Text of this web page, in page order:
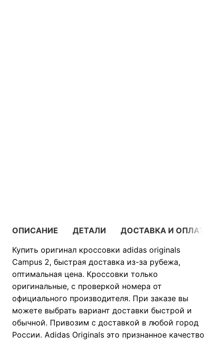
ОПИСАНИЕ ДЕТАЛИ
ДОСТАВКА И ОПЛАТА
Купить оригинал кроссовки adidas originals
Campus 2, быстрая доставка из-за рубежа,
оптимальная цена. Кроссовки только
оригинальные, с проверкой номера от
официального производителя. При заказе вы
можете выбрать вариант доставки быстрой и
обычной. Привозим с доставкой в любой город
России. Adidas Originals это признанное качество